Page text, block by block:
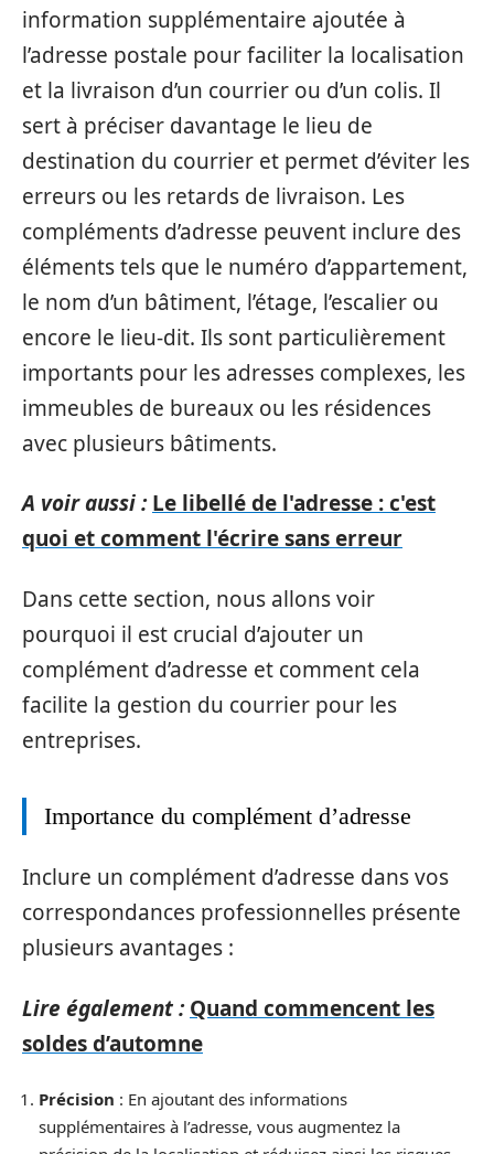
information supplémentaire ajoutée à
l’adresse postale pour faciliter la localisation
et la livraison d’un courrier ou d’un colis. Il
sert à préciser davantage le lieu de
destination du courrier et permet d’éviter les
erreurs ou les retards de livraison. Les
compléments d’adresse peuvent inclure des
éléments tels que le numéro d’appartement,
le nom d’un bâtiment, l’étage, l’escalier ou
encore le lieu-dit. Ils sont particulièrement
importants pour les adresses complexes, les
immeubles de bureaux ou les résidences
avec plusieurs bâtiments.
A voir aussi : Le libellé de l'adresse : c'est
quoi et comment l'écrire sans erreur
Dans cette section, nous allons voir
pourquoi il est crucial d’ajouter un
complément d’adresse et comment cela
facilite la gestion du courrier pour les
entreprises.
Importance du complément d’adresse
Inclure un complément d’adresse dans vos
correspondances professionnelles présente
plusieurs avantages :
Lire également : Quand commencent les
soldes d’automne
Précision : En ajoutant des informations
supplémentaires à l’adresse, vous augmentez la